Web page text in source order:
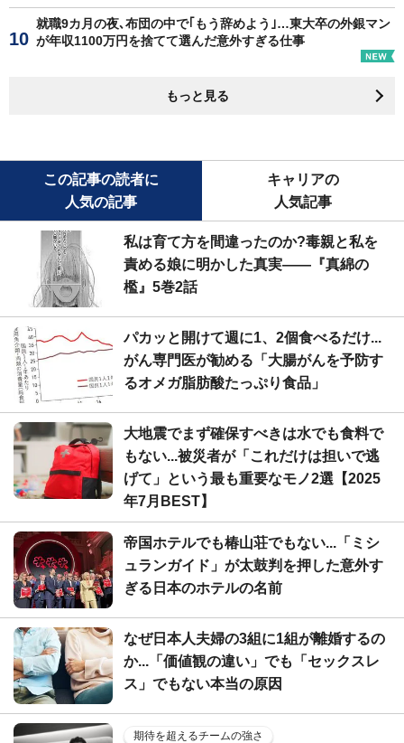
就職9カ月の夜､布団の中で｢もう辞めよう｣…東大卒の外銀マン
が年収1100万円を捨てて選んだ意外すぎる仕事
もっと見る
この記事の読者に
人気の記事
キャリアの
人気記事
私は育て方を間違ったのか?毒親と私を
責める娘に明かした真実――『真綿の
檻』5巻2話
パカッと開けて週に1、2個食べるだけ...
がん専門医が勧める「大腸がんを予防す
るオメガ脂肪酸たっぷり食品」
大地震でまず確保すべきは水でも食料で
もない...被災者が「これだけは担いで逃
げて」という最も重要なモノ2選【2025
年7月BEST】
帝国ホテルでも椿山荘でもない...「ミシ
ュランガイド」が太鼓判を押した意外す
ぎる日本のホテルの名前
なぜ日本人夫婦の3組に1組が離婚するの
か...「価値観の違い」でも「セックスレ
ス」でもない本当の原因
期待を超えるチームの強さ